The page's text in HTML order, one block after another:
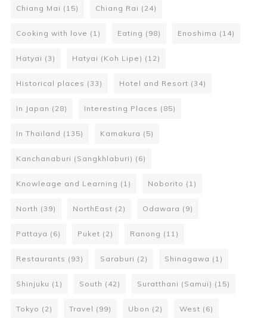
Chiang Mai (15) Chiang Rai (24)
Cooking with love (1) Eating (98) Enoshima (14)
Hatyai (3) Hatyai (Koh Lipe) (12)
Historical places (33) Hotel and Resort (34)
In Japan (28) Interesting Places (85)
In Thailand (135) Kamakura (5)
Kanchanaburi (Sangkhlaburi) (6)
Knowleage and Learning (1) Noborito (1)
North (39) NorthEast (2) Odawara (9)
Pattaya (6) Puket (2) Ranong (11)
Restaurants (93) Saraburi (2) Shinagawa (1)
Shinjuku (1) South (42) Suratthani (Samui) (15)
Tokyo (2) Travel (99) Ubon (2) West (6)